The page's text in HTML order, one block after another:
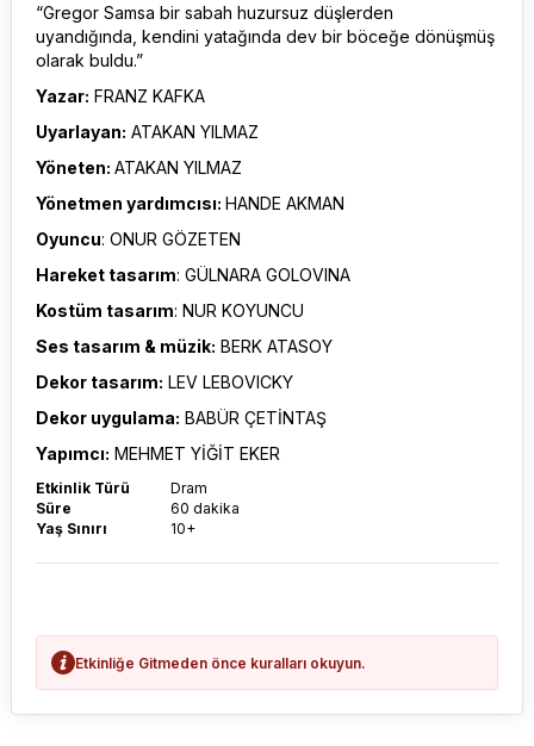
“Gregor Samsa bir sabah huzursuz düşlerden
uyandığında, kendini yatağında dev bir böceğe dönüşmüş
olarak buldu.”
Yazar: FRANZ KAFKA
Uyarlayan: ATAKAN YILMAZ
Yöneten: ATAKAN YILMAZ
Yönetmen yardımcısı: HANDE AKMAN
Oyuncu: ONUR GÖZETEN
Hareket tasarım: GÜLNARA GOLOVINA
Kostüm tasarım: NUR KOYUNCU
Ses tasarım & müzik: BERK ATASOY
Dekor tasarım: LEV LEBOVICKY
Dekor uygulama: BABÜR ÇETİNTAŞ
Yapımcı: MEHMET YİĞİT EKER
Etkinlik Türü
Dram
Süre
60 dakika
Yaş Sınırı
10+
Etkinliğe Gitmeden önce kuralları okuyun.